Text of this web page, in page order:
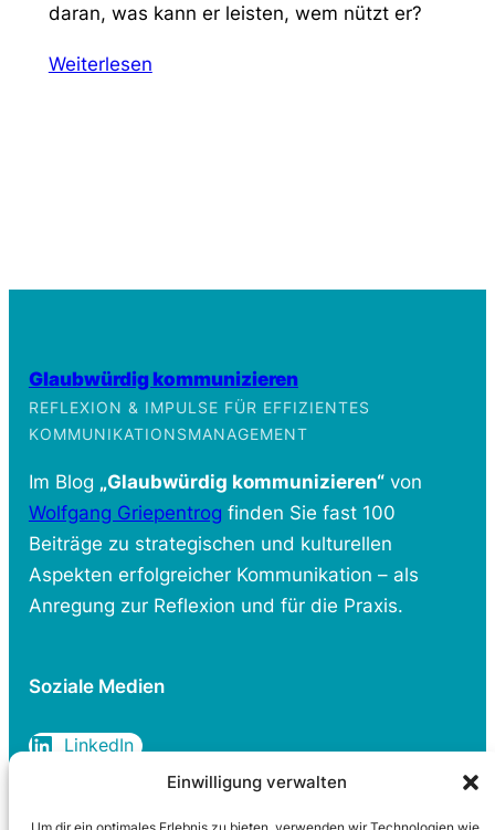
Einwilligung verwalten
daran, was kann er leisten, wem nützt er?
Weiterlesen
Glaubwürdig kommunizieren
REFLEXION & IMPULSE FÜR EFFIZIENTES
KOMMUNIKATIONSMANAGEMENT
Im Blog „Glaubwürdig kommunizieren“von
Wolfgang Griepentrog finden Sie fast 100
Beiträge zu strategischen und kulturellen
Aspekten erfolgreicher Kommunikation – als
Anregung zur Reflexion und für die Praxis.
Soziale Medien
LinkedIn